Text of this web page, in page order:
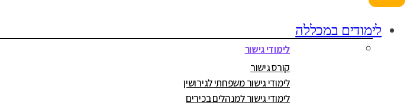
לימודים במכללה
לימודי גישור
קורס גישור
לימודי גישור משפחתי לגירושין
לימודי גישור למנהלים בכירים